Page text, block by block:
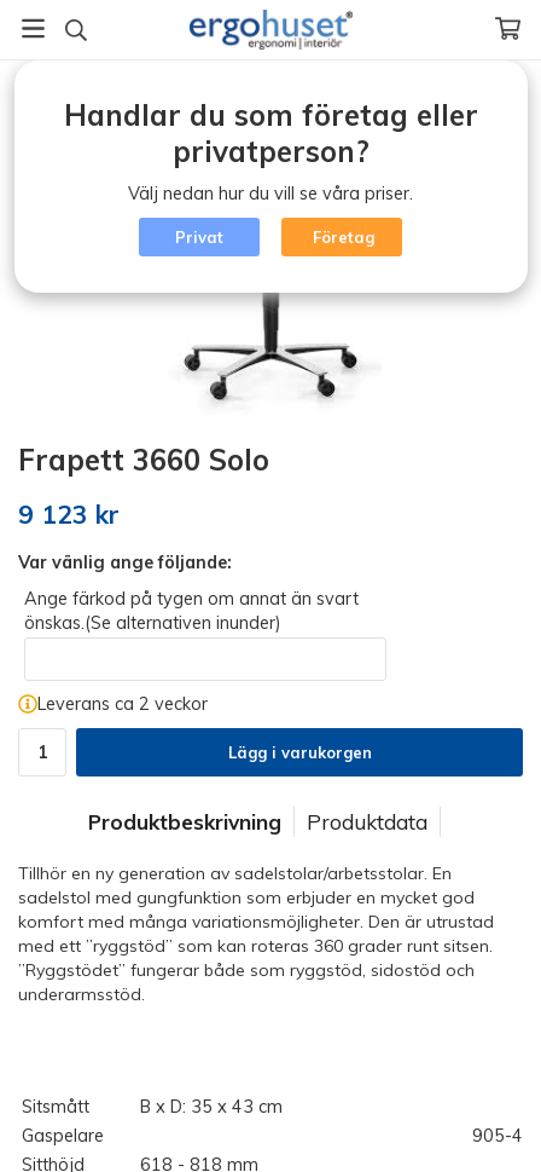
Frapett 3660 Solo
9 123 kr
Var vänlig ange följande:
Ange färkod på tygen om annat än svart
önskas.(Se alternativen inunder)
Leverans ca 2 veckor
Lägg i varukorgen
Produktbeskrivning Produktdata
Tillhör en ny generation av sadelstolar/arbetsstolar. En
sadelstol med gungfunktion som erbjuder en mycket god
komfort med många variationsmöjligheter. Den är utrustad
med ett ”ryggstöd” som kan roteras 360 grader runt sitsen.
”Ryggstödet” fungerar både som ryggstöd, sidostöd och
underarmsstöd.
Sitsmått
B x D: 35 x 43 cm
Gaspelare
905-
Sitthöjd
618 - 818 mm
Handlar du som företag eller
privatperson?
Välj nedan hur du vill se våra priser.
Privat Företag